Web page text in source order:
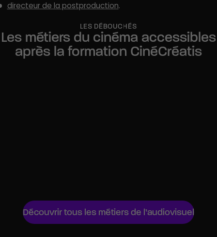
directeur de la postproduction.
LES DÉBOUCHÉS
Les métiers du cinéma accessibles
après la formation CinéCréatis
Découvrir tous les métiers de l’audiovisuel